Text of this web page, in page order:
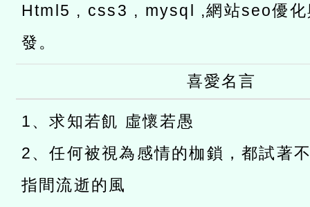
Html5 , css3 , mysql ,網站seo優化
發。
喜愛名言
1、求知若飢 虛懷若愚
2、任何被視為感情的枷鎖，都試著
指間流逝的風